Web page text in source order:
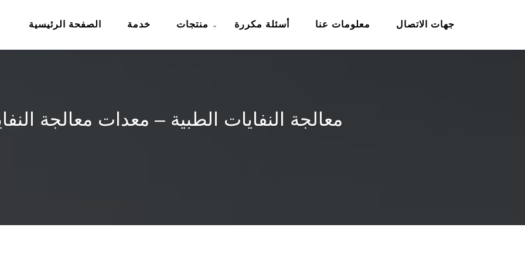
الصفحة الرئيسية خدمة منتجات أسئلة مكررة معلومات عنا جهات الاتصال
معالجة النفايات الطبية – معدات معالجة